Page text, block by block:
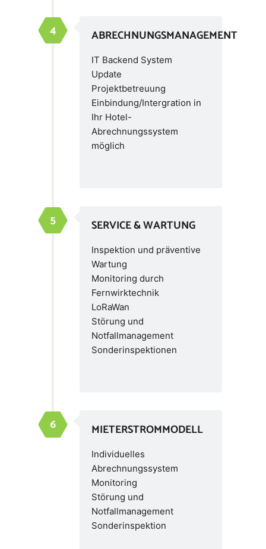
ABRECHNUNGSMANAGEMENT
IT Backend System
Update
Projektbetreuung
Einbindung/Intergration in
Ihr Hotel-
Abrechnungssystem
möglich
SERVICE & WARTUNG
Inspektion und präventive
Wartung
Monitoring durch
Fernwirktechnik
LoRaWan
Störung und
Notfallmanagement
Sonderinspektionen
MIETERSTROMMODELL
Individuelles
Abrechnungssystem
Monitoring
Störung und
Notfallmanagement
Sonderinspektion